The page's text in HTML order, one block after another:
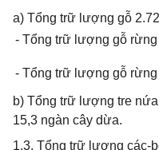
a) Tổng trữ lượng gỗ
- Tổng trữ lượng gỗ
- Tổng trữ lượng gỗ rừng
b) Tổng trữ lượng tre
15,3 ngàn cây dừa.
1.3. Tổng trữ lượng các-